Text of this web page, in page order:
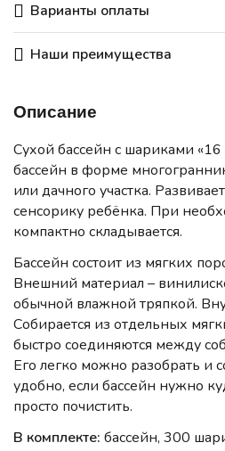
Варианты оплаты
Наши преимущества
Описание
Сухой бассейн с шариками
бассейн в форме
или дачного участка.
сенсорику ребёнка. При
компактно складывается.
Бассейн состоит из мягких
Внешний материал –
обычной влажной тряпкой.
Собирается из отдельных
быстро соединяются между
Его легко можно разобрать и
удобно, если бассейн нужно
просто почистить.
В комплекте: бассейн, 300